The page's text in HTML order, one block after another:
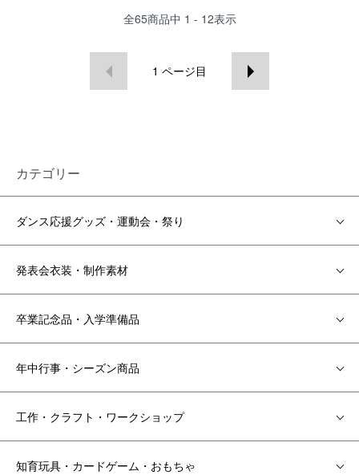
全65商品中 1 - 12表示
1 ページ目
カテゴリー
ダンス応援グッズ・運動会・祭り
発表会衣装・制作素材
卒業記念品・入学準備品
年中行事・シーズン商品
工作・クラフト・ワークショップ
知育玩具・カードゲーム・おもちゃ